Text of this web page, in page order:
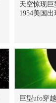
天空惊现巨
1954美国出
巨型ufo穿